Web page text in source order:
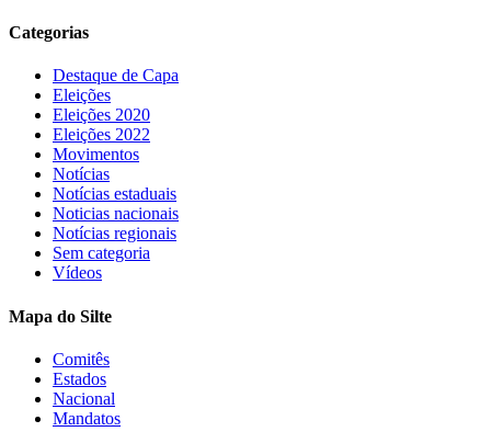
Categorias
Destaque de Capa
Eleições
Eleições 2020
Eleições 2022
Movimentos
Notícias
Notícias estaduais
Noticias nacionais
Notícias regionais
Sem categoria
Vídeos
Mapa do Silte
Comitês
Estados
Nacional
Mandatos